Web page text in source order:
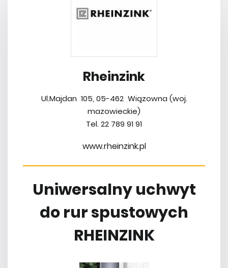
Rheinzink
Ul.Majdan 105, 05-462 Wiązowna (woj.
mazowieckie)
Tel. 22 789 91 91
www.rheinzink.pl
Uniwersalny uchwyt
do rur spustowych
RHEINZINK